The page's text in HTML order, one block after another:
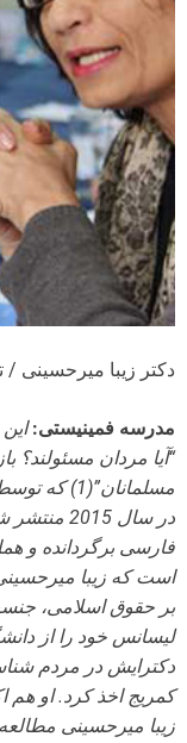
دکتر زیبا میرحسینی /
مدرسه فمینیستی:
“آیا مردان مسئولند؟
در سال
فارسی برگردانده و
است که زیبا
بر حقوق اسلامی،
کمریج اخذ کرد. او هم
زیبا میرحسینی